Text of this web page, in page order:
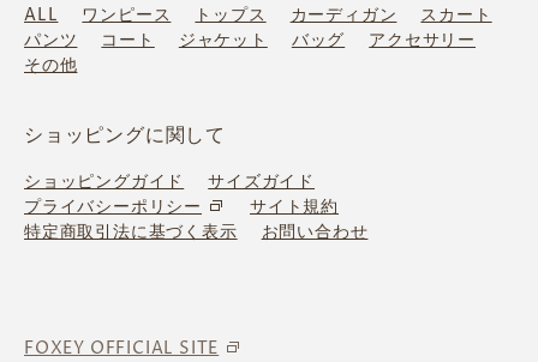
ALL ワンピース トップス カーディガン
スカート
パンツ
コート ジャケット バッグ
アクセサリー
その他
ショッピングに関して
ショッピングガイド
サイズガイド
プライバシーポリシー
サイト規約
特定商取引法に基づく表示
お問い合わせ
FOXEY OFFICIAL SITE